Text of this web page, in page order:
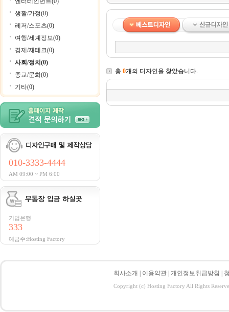
생활/가정(0)
레저/스포츠(0)
여행/세계정보(0)
경제/재테크(0)
사회/정치(0)
종교/문화(0)
기타(0)
010-3333-4444
AM 09:00 ~ PM 6:00
기업은행
333
예금주:Hosting Factory
총 0개의 디자인을 찾았습니다.
회사소개 이용약관 개인정보취급방침
Copyright (c) Hosting Factory All Rights